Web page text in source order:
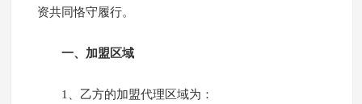
资共同恪守履行。
一、加盟区域
1、乙方的加盟代理区域为：